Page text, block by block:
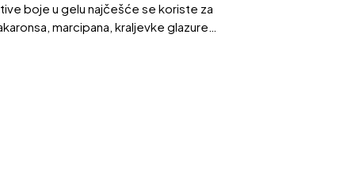
boje u gelu najčešće se koriste za
marcipana, kraljevke glazure…